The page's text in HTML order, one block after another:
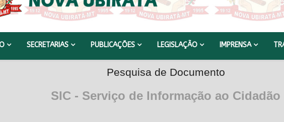
SECRETARIAS PUBLICAÇÕES LEGISLAÇÃO IMPRENSA
Pesquisa de Documento
SIC - Serviço de Informação ao Cidadão